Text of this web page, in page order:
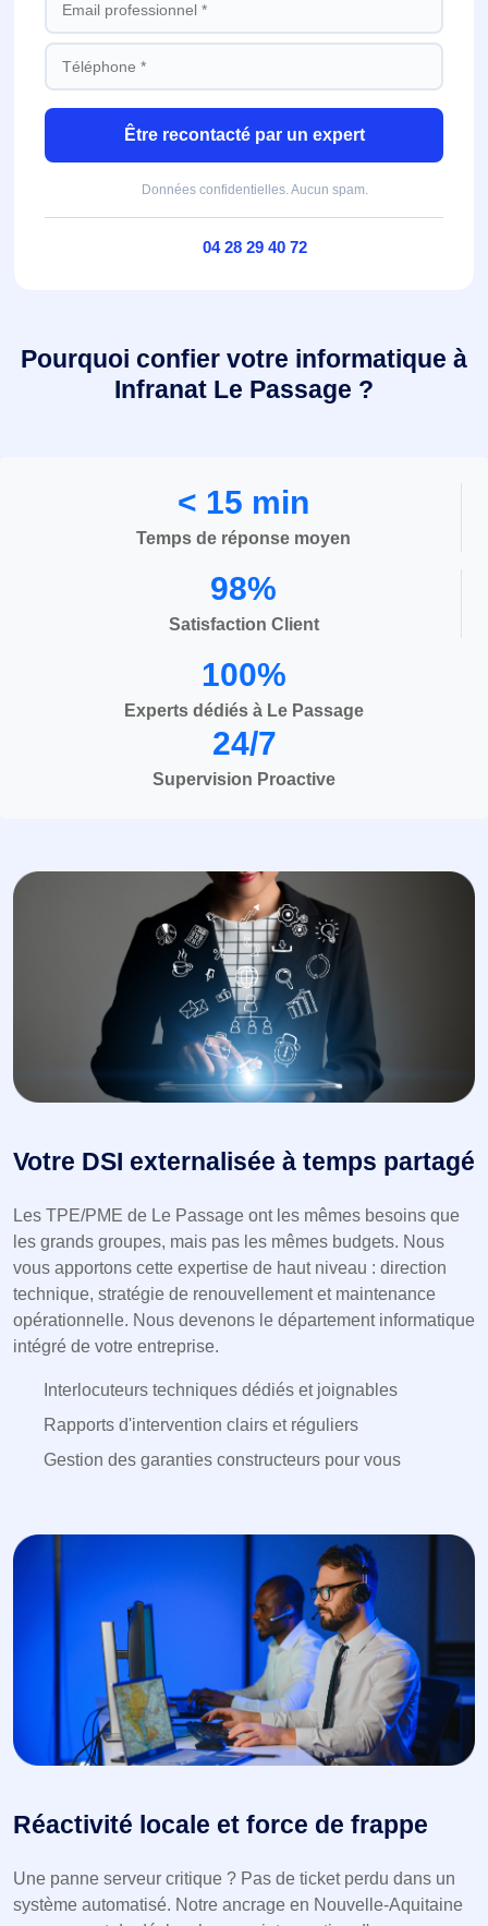
Être recontacté par un expert
Données confidentielles. Aucun spam.
04 28 29 40 72
Pourquoi confier votre informatique à
Infranat Le Passage ?
< 15 min
Temps de réponse moyen
98%
Satisfaction Client
100%
Experts dédiés à Le Passage
24/7
Supervision Proactive
Votre DSI externalisée à temps partagé
Les TPE/PME de Le Passage ont les mêmes besoins que
les grands groupes, mais pas les mêmes budgets. Nous
vous apportons cette expertise de haut niveau : direction
technique, stratégie de renouvellement et maintenance
opérationnelle. Nous devenons le département informatique
intégré de votre entreprise.
Interlocuteurs techniques dédiés et joignables
Rapports d'intervention clairs et réguliers
Gestion des garanties constructeurs pour vous
Réactivité locale et force de frappe
Une panne serveur critique ? Pas de ticket perdu dans un
système automatisé. Notre ancrage en Nouvelle-Aquitaine